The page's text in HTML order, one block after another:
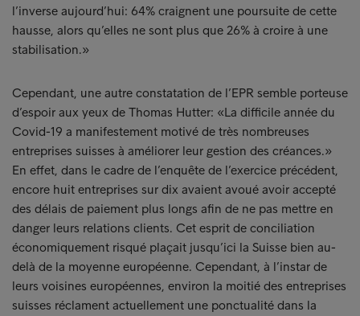
l’inverse aujourd’hui: 64% craignent une poursuite de cette
hausse, alors qu’elles ne sont plus que 26% à croire à une
stabilisation.»
Cependant, une autre constatation de l’EPR semble porteuse
d’espoir aux yeux de Thomas Hutter: «La difficile année du
Covid-19 a manifestement motivé de très nombreuses
entreprises suisses à améliorer leur gestion des créances.»
En effet, dans le cadre de l’enquête de l’exercice précédent,
encore huit entreprises sur dix avaient avoué avoir accepté
des délais de paiement plus longs afin de ne pas mettre en
danger leurs relations clients. Cet esprit de conciliation
économiquement risqué plaçait jusqu’ici la Suisse bien au-
delà de la moyenne européenne. Cependant, à l’instar de
leurs voisines européennes, environ la moitié des entreprises
suisses réclament actuellement une ponctualité dans la